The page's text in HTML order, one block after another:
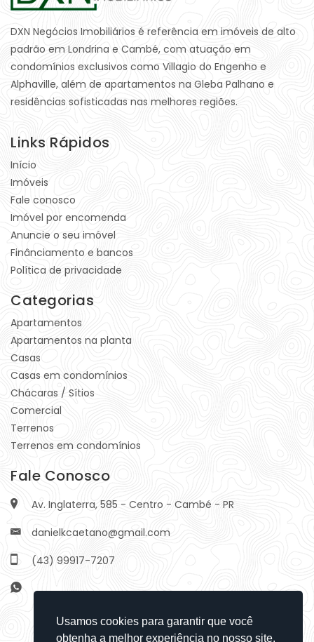
Usamos cookies para garantir que você
obtenha a melhor experiência no nosso site.
DXN Negócios Imobiliários é referência em imóveis de alto
padrão em Londrina e Cambé, com atuação em
condomínios exclusivos como Villagio do Engenho e
Alphaville, além de apartamentos na Gleba Palhano e
residências sofisticadas nas melhores regiões.
Links Rápidos
Início
Imóveis
Fale conosco
Imóvel por encomenda
Anuncie o seu imóvel
Finânciamento e bancos
Política de privacidade
Categorias
Apartamentos
Apartamentos na planta
Casas
Casas em condomínios
Chácaras / Sítios
Comercial
Terrenos
Terrenos em condomínios
Fale Conosco
Av. Inglaterra, 585 - Centro - Cambé - PR
danielkcaetano@gmail.com
(43) 99917-7207